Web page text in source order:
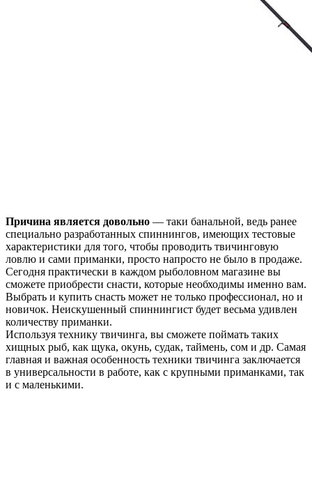
Причина является довольно — таки банальной, ведь ранее
специально разработанных спиннингов, имеющих тестовые
характеристики для того, чтобы проводить твичинговую
ловлю и сами приманки, просто напросто не было в продаже.
Сегодня практически в каждом рыболовном магазине вы
сможете приобрести снасти, которые необходимы именно вам.
Выбрать и купить снасть может не только профессионал, но и
новичок. Неискушенный спиннингист будет весьма удивлен
количеству приманки.
Используя технику твичинга, вы сможете поймать таких
хищных рыб, как щука, окунь, судак, таймень, сом и др. Самая
главная и важная особенность техники твичинга заключается
в универсальности в работе, как с крупными приманками, так
и с маленькими.